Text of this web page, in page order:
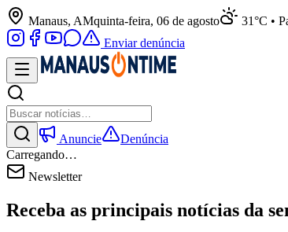
Manaus, AMquinta-feira, 06 de agosto 31°C •
Enviar denúncia
Anuncie
Denúncia
Carregando…
Newsletter
Receba as principais notícias da